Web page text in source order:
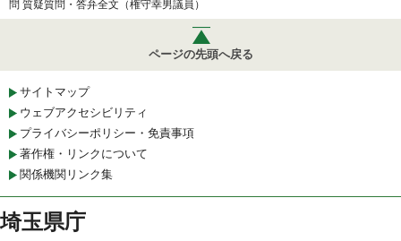
問 質疑質問・答弁全文（権守幸男議員）
ページの先頭へ戻る
サイトマップ
ウェブアクセシビリティ
プライバシーポリシー・免責事項
著作権・リンクについて
関係機関リンク集
埼玉県庁